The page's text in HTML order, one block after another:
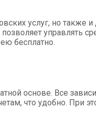
услуг, но также
бесплатно.
основе. Все
что удобно.